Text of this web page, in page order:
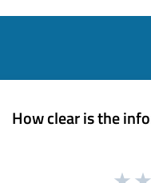
How clear is the